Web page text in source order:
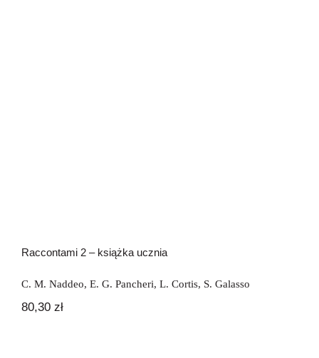
Raccontami 2 – książka ucznia
C. M. Naddeo, E. G. Pancheri, L. Cortis, S. Galasso
80,30 zł